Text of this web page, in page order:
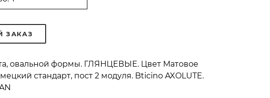
ЗАКАЗ
овальной формы. ГЛЯНЦЕВЫЕ. Цвет Матовое
стандарт, пост 2 модуля. Bticino AXOLUTE.